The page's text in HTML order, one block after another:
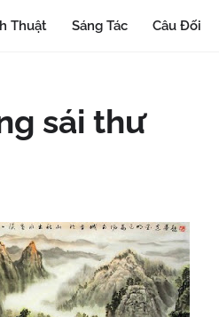
Thuật Sáng Tác Câu Đối
sái thư